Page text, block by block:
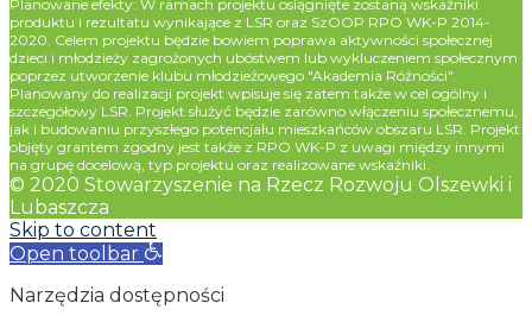
Planowane efekty: W ramach projektu osiągnięte zostaną wskaźniki
produktu i rezultatu wynikające z LSR oraz SzOOP RPO WK-P 2014-
2020. Celem projektu będzie bowiem poprawa aktywności społecznej
dzieci i młodzieży zagrożonych ubóstwem lub wykluczeniem społecznym
poprzez utworzenie klubu młodzieżowego "Akademia Różności".
Planowany do realizacji projekt wpisuje się zatem także w cel ogólny i
szczegółowy LSR. Projekt służyć będzie zarówno włączeniu społecznemu,
jak i budowaniu przyszłego potencjału mieszkańców obszaru LSR. Projekt
objęty grantem zgodny jest także z RPO WK-P z uwagi między innymi
na grupę docelową, typ projektu oraz realizowane wskaźniki.
© 2020 Stowarzyszenie na Rzecz Rozwoju Olszewki i
Lubaszcza
Skip to content
Open toolbar
Narzędzia dostępności